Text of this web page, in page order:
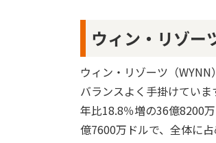
ウィン・リゾー
ウィン・リゾーツ（
バランスよく手掛けてい
年比18.8％増の36億8200
億7600万ドルで、全体に占